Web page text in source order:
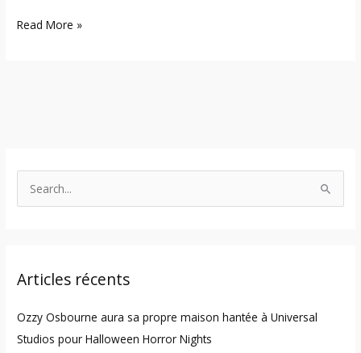
Read More »
c
f
o
Articles récents
Ozzy Osbourne aura sa propre maison hantée à Universal
Studios pour Halloween Horror Nights